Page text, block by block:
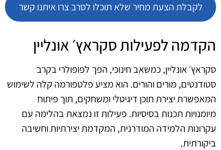
לקבלת הצעת מחיר שלא תוכלו לסרב צרו איתנו קשר
הקדמה לפעילות סקראץ׳ אונליין
סקראץ׳ אונליין, כמשאב חינוכי, הפך לפופולרי בקרב
סטודנטים, מורים והורים. הוא מציע פלטפורמה קלה לשימוש
המאפשרת יצירת תוכן דיגיטלי ומשחקים, תוך פיתוח
מיומנויות תכנות בסיסיות. פעילות זו נמצאת בהלימה עם
עקרונות הלמידה המודרנית, המקדמת יצירתיות וחשיבה
ביקורתית.